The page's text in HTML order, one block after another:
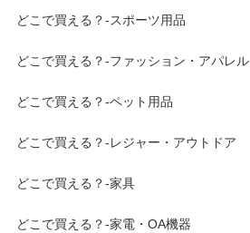
どこで買える？-スポーツ用品
どこで買える？-ファッション・アパレル
どこで買える？-ペット用品
どこで買える？-レジャー・アウトドア
どこで買える？-家具
どこで買える？-家電・OA機器